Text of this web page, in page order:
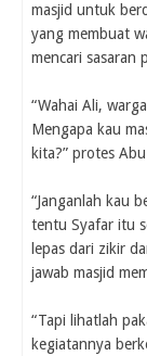
masjid untuk
yang membuat
mencari sasaran
“Wahai Ali,
Mengapa kau
kita?” protes
“Janganlah kau
tentu Syafar itu
lepas dari zikir
jawab masjid
“Tapi lihatlah
kegiatannya